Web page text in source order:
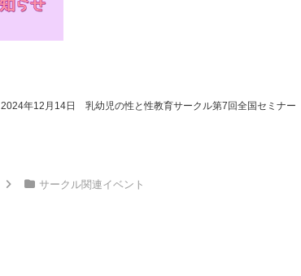
2024年12月14日 乳幼児の性と性教育サークル第7回全国セミナー
サークル関連イベント